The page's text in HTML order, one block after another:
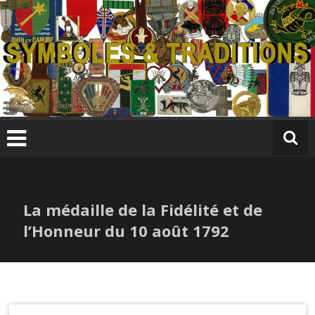
Skip
to
content
S
y
&
T
a
ti
La médaille de la Fidélité et de
l’Honneur du 10 août 1792